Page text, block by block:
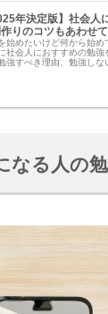
年決定版】社会人
りのコツもあわせ
始めたいけど何から始め
社会人におすすめの勉
強すべき理由、勉強しな
なる人の